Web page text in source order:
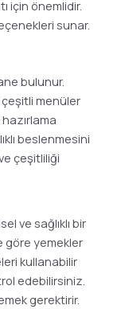
için önemlidir.
sunar.
bulunur.
menüler
beslenmesini
çeşitliliği
ve sağlıklı bir
göre yemekler
kullanabilir
edebilirsiniz.
gerektirir.